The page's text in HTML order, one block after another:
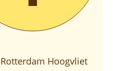
Hoogvliet